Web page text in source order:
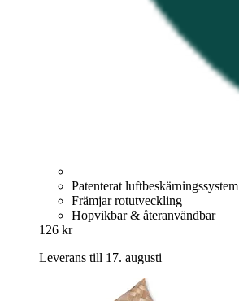
Patenterat luftbeskärningssystem
Främjar rotutveckling
Hopvikbar & återanvändbar
126 kr
Leverans till 17. augusti